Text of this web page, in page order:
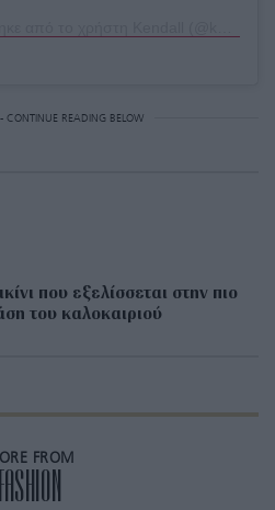
CONTINUE READING BELOW
που εξελίσσεται στην πιο
του καλοκαιριού
FROM
FASHION